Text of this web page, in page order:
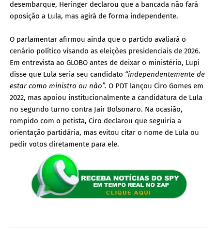
desembarque, Heringer declarou que a bancada não fará
oposição a Lula, mas agirá de forma independente.
O parlamentar afirmou ainda que o partido avaliará o
cenário político visando as eleições presidenciais de 2026.
Em entrevista ao GLOBO antes de deixar o ministério, Lupi
disse que Lula seria seu candidato “independentemente de
estar como ministro ou não”. O PDT lançou Ciro Gomes em
2022, mas apoiou institucionalmente a candidatura de Lula
no segundo turno contra Jair Bolsonaro. Na ocasião,
rompido com o petista, Ciro declarou que seguiria a
orientação partidária, mas evitou citar o nome de Lula ou
pedir votos diretamente para ele.